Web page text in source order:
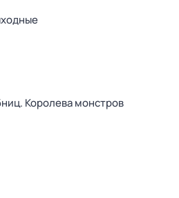
Королева монстров